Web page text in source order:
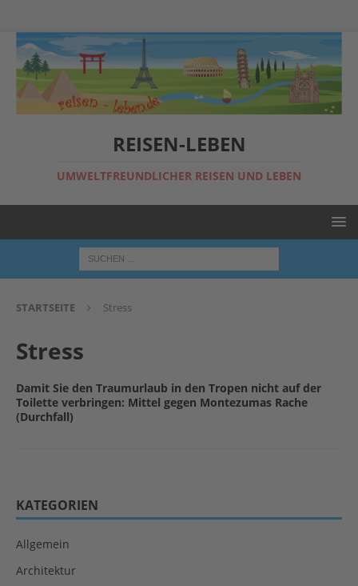
REISEN-LEBEN
UMWELTFREUNDLICHER REISEN UND LEBEN
STARTSEITE Stress
Stress
Damit Sie den Traumurlaub in den Tropen nicht auf der
Toilette verbringen: Mittel gegen Montezumas Rache
(Durchfall)
KATEGORIEN
Allgemein
Architektur